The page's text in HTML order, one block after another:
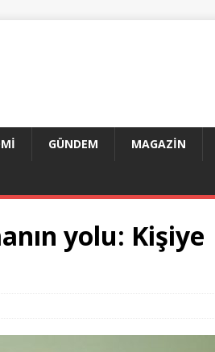
GÜNDEM MAGAZIN
yolu: Kişiye